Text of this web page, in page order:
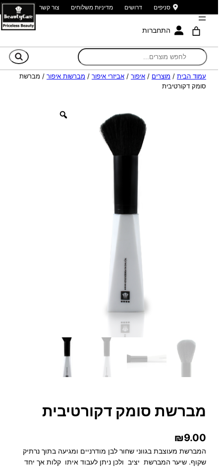
סניפים דרושים מדיניות משלוחים צור קשר
התחברות
עמוד הבית / מוצרים / איפור / אביזרי איפור / מברשות איפור / מברשת
סומק דקורטיבית
מברשת סומק דקורטיבית
₪9.00
המברשת מעוצבת בגווני שחור לבן מודרניים ומגיעה בתוך נרתיק
שקוף. שיער המברשת יציב ולכן ניתן לעבוד איתו קלות אך יחד